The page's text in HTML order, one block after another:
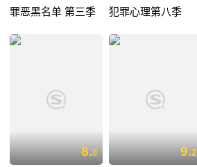
罪恶黑名单 第三季 犯罪心理第八季
8.8 9.2